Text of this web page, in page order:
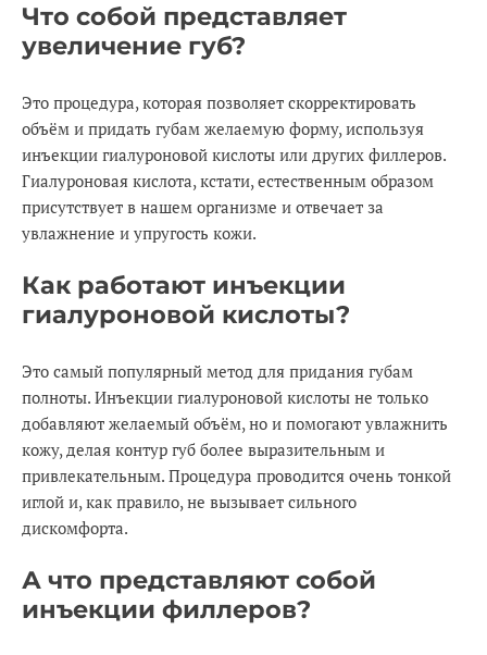
Что собой представляет
увеличение губ?
Это процедура, которая позволяет скорректировать
объём и придать губам желаемую форму, используя
инъекции гиалуроновой кислоты или других филлеров.
Гиалуроновая кислота, кстати, естественным образом
присутствует в нашем организме и отвечает за
увлажнение и упругость кожи.
Как работают инъекции
гиалуроновой кислоты?
Это самый популярный метод для придания губам
полноты. Инъекции гиалуроновой кислоты не только
добавляют желаемый объём, но и помогают увлажнить
кожу, делая контур губ более выразительным и
привлекательным. Процедура проводится очень тонкой
иглой и, как правило, не вызывает сильного
дискомфорта.
А что представляют собой
инъекции филлеров?